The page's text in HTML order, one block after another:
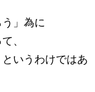
」為に
、
というわけではあ